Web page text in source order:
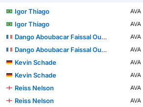
Igor Thiago AVA
Igor Thiago
AVA
Dango Aboubacar Faissal Ouattara
AVA
Dango Aboubacar Faissal Ouattara
AVA
Kevin Schade
AVA
Kevin Schade
AVA
Reiss Nelson
AVA
Reiss Nelson
AVA